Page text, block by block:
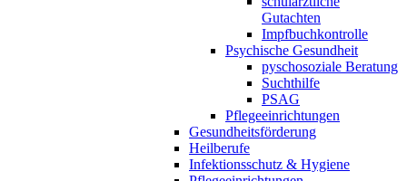
Gutachten
Impfbuchkontrolle
Psychische Gesundheit
pyschosoziale Beratung
Suchthilfe
PSAG
Pflegeeinrichtungen
Gesundheitsförderung
Heilberufe
Infektionsschutz & Hygiene